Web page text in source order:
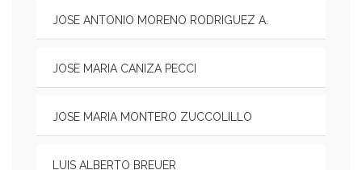
JOSE ANTONIO MORENO RODRIGUEZ A.
JOSE MARIA CANIZA PECCI
JOSE MARIA MONTERO ZUCCOLILLO
LUIS ALBERTO BREUER